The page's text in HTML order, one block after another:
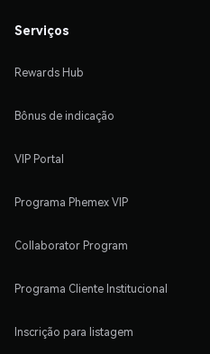
Serviços
Rewards Hub
Bônus de indicação
VIP Portal
Programa Phemex VIP
Collaborator Program
Programa Cliente Institucional
Inscrição para listagem